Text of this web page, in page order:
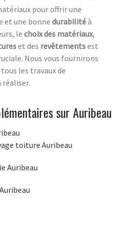
pour offrir une
et une bonne durabilitéà
le choix des matériaux,
et des revêtementsest
Nous vous fournirons
les travaux de
réaliser.
sur Auribeau
toiture Auribeau
Auribeau